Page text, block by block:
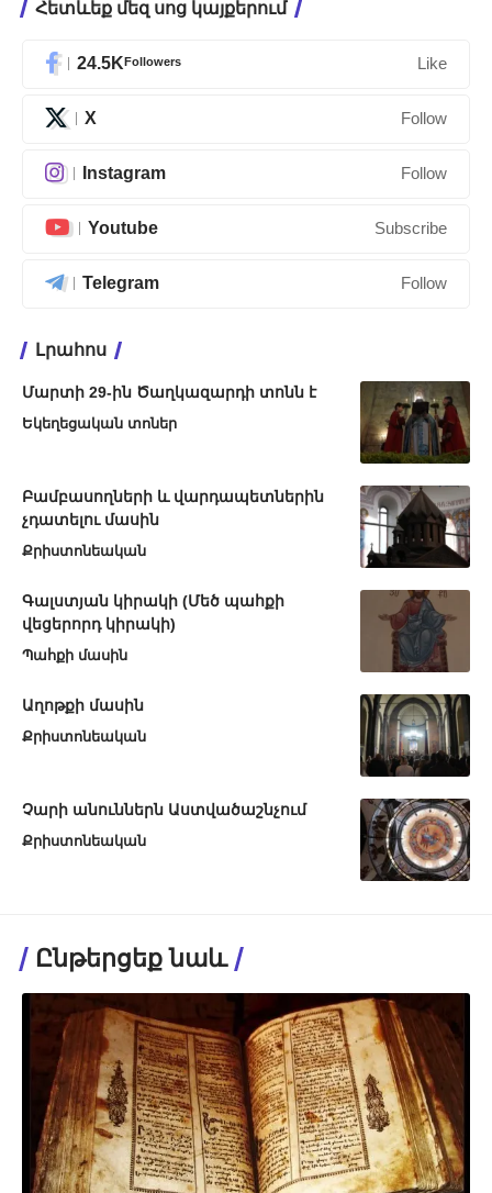
Հետևեք մեզ սոց կայքերում
24.5KFollowers Like
X Follow
Instagram Follow
Youtube Subscribe
Telegram Follow
Լրահոս
Մարտի 29-ին Ծաղկազարդի տոնն է
Եկեղեցական տոներ
Բամբասողների և վարդապետներին
չդատելու մասին
Քրիստոնեական
Գալստյան կիրակի (Մեծ պահքի
վեցերորդ կիրակի)
Պահքի մասին
Աղոթքի մասին
Քրիստոնեական
Չարի անուններն Աստվածաշնչում
Քրիստոնեական
Ընթերցեք նաև